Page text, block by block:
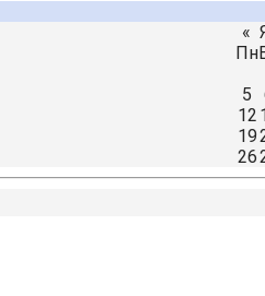
«
Пн
5
12
19
26